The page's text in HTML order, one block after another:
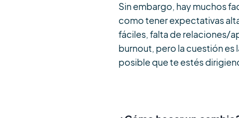
Sin embargo, hay muchos
como tener expectativas
fáciles, falta de relaciones/
burnout, pero la cuestión es
posible que te estés